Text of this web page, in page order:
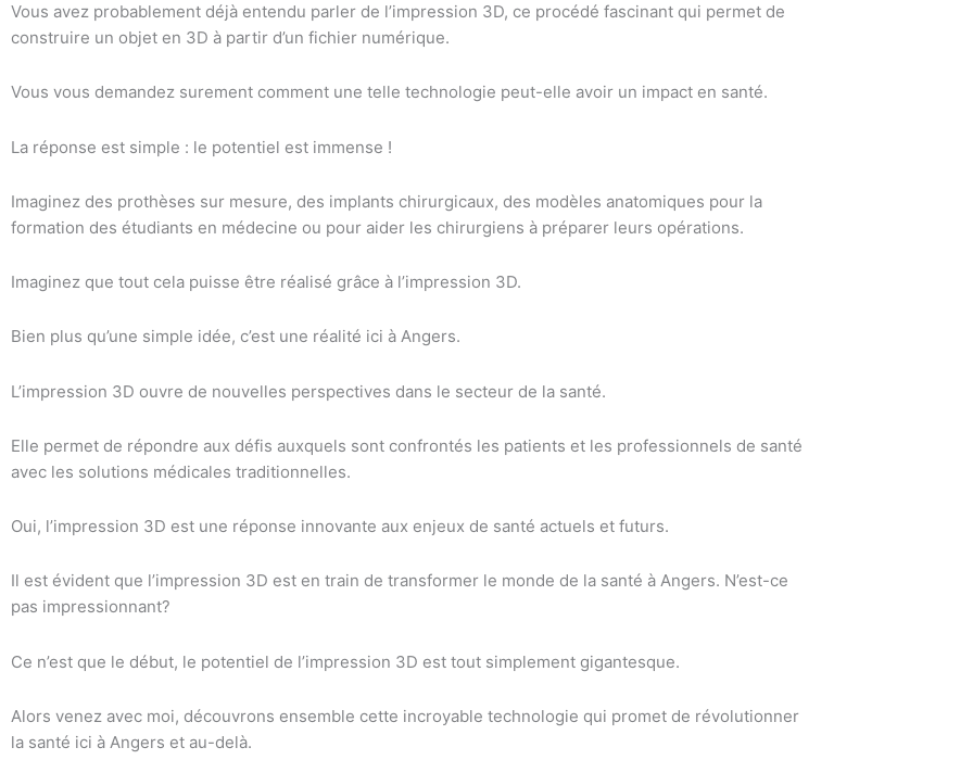
Vous avez probablement déjà entendu parler de l’impression 3D, ce procédé fascinant qui permet de
construire un objet en 3D à partir d’un fichier numérique.
Vous vous demandez surement comment une telle technologie peut-elle avoir un impact en santé.
La réponse est simple : le potentiel est immense !
Imaginez des prothèses sur mesure, des implants chirurgicaux, des modèles anatomiques pour la
formation des étudiants en médecine ou pour aider les chirurgiens à préparer leurs opérations.
Imaginez que tout cela puisse être réalisé grâce à l’impression 3D.
Bien plus qu’une simple idée, c’est une réalité ici à Angers.
L’impression 3D ouvre de nouvelles perspectives dans le secteur de la santé.
Elle permet de répondre aux défis auxquels sont confrontés les patients et les professionnels de santé
avec les solutions médicales traditionnelles.
Oui, l’impression 3D est une réponse innovante aux enjeux de santé actuels et futurs.
Il est évident que l’impression 3D est en train de transformer le monde de la santé à Angers. N’est-ce
pas impressionnant?
Ce n’est que le début, le potentiel de l’impression 3D est tout simplement gigantesque.
Alors venez avec moi, découvrons ensemble cette incroyable technologie qui promet de révolutionner
la santé ici à Angers et au-delà.